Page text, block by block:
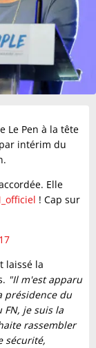
Le Pen à la tête
intérim du
Elle
! Cap sur
laissé la
"Il m'est apparu
présidence du
FN, je suis la
rassembler
sécurité,